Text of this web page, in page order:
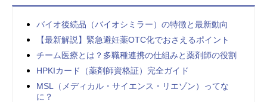
バイオ後続品（バイオシミラー）の特徴と最新動向
【最新解説】緊急避妊薬OTC化でおさえるポイント
チーム医療とは？多職種連携の仕組みと薬剤師の役割
HPKIカード（薬剤師資格証）完全ガイド
MSL（メディカル・サイエンス・リエゾン）ってな
に？